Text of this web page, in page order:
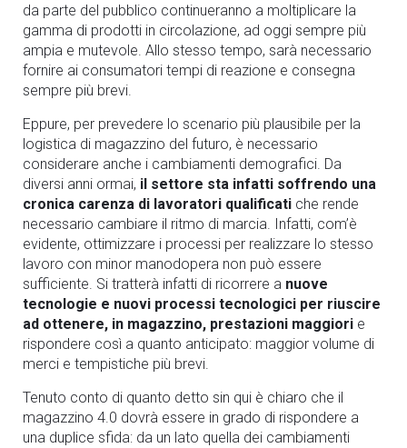
da parte del pubblico continueranno a moltiplicare la
gamma di prodotti in circolazione, ad oggi sempre più
ampia e mutevole. Allo stesso tempo, sarà necessario
fornire ai consumatori tempi di reazione e consegna
sempre più brevi.
Eppure, per prevedere lo scenario più plausibile per la
logistica di magazzino del futuro, è necessario
considerare anche i cambiamenti demografici. Da
diversi anni ormai, il settore sta infatti soffrendo una
cronica carenza di lavoratori qualificati che rende
necessario cambiare il ritmo di marcia. Infatti, com’è
evidente, ottimizzare i processi per realizzare lo stesso
lavoro con minor manodopera non può essere
sufficiente. Si tratterà infatti di ricorrere a nuove
tecnologie e nuovi processi tecnologici per riuscire
ad ottenere, in magazzino, prestazioni maggiori e
rispondere così a quanto anticipato: maggior volume di
merci e tempistiche più brevi.
Tenuto conto di quanto detto sin qui è chiaro che il
magazzino 4.0 dovrà essere in grado di rispondere a
una duplice sfida: da un lato quella dei cambiamenti